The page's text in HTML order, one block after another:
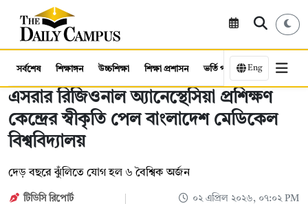
সর্বশেষ শিক্ষাঙ্গন উচ্চশিক্ষা শিক্ষা প্রশাসন ভর্তি পরীক্ষা কর্মসংস্থান
Eng
এসরার রিজিওনাল অ্যানেস্থেসিয়া প্রশিক্ষণ
কেন্দ্রের স্বীকৃতি পেল বাংলাদেশ মেডিকেল
বিশ্ববিদ্যালয়
দেড় বছরে ঝুঁলিতে যোগ হল ৬ বৈশ্বিক অর্জন
টিডিসি রিপোর্ট ০২ এপ্রিল ২০২৬, ০৭:০২ PM